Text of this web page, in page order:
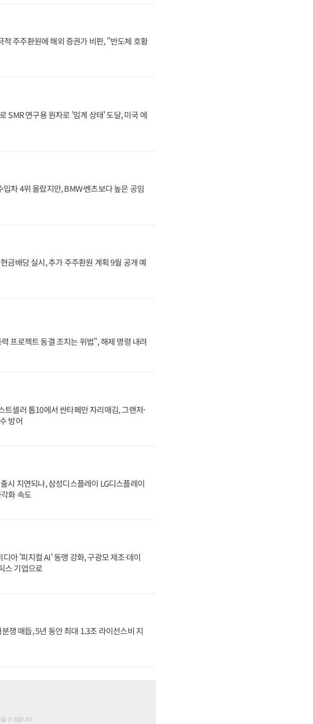
적 주주환원에 해외 증권가 비판, "반도체 호황
SMR 연구용 원자로 '임계 상태' 도달, 미국 에
차 4위 올랐지만, BMW·벤츠보다 높은 공임
금배당 실시, 추가 주주환원 계획 9월 공개 예
프로젝트 동결 조치는 위법", 해제 명령 내려
트셀러 톱10에서 싼타페만 자리매김, 그랜저·
방어
시 지연되나, 삼성디스플레이 LG디스플레이
화 속도
아 '피지컬 AI' 동맹 강화, 구광모 제조·데이
스 기업으로
쟁 매듭, 5년 동안 최대 1.3조 라이선스비 지
수 있습니다.